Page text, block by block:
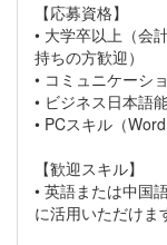
【応募資格】
• 大学卒以上（会
持ちの方歓迎）
• コミュニケーシ
• ビジネス日本語
• PCスキル（
【歓迎スキル】
• 英語または中国
に活用いただけま